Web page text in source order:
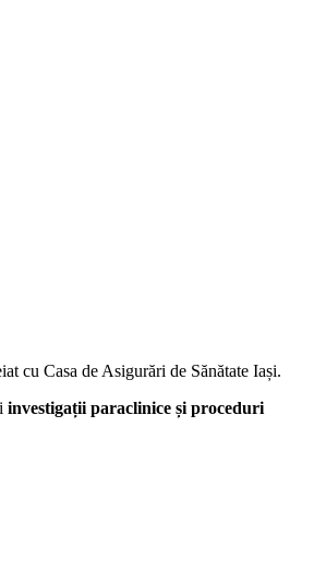
cu Casa de Asigurări de Sănătate Iași.
investigații paraclinice și proceduri